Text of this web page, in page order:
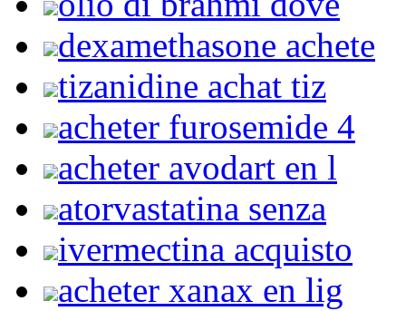
dexamethasone achete
tizanidine achat tiz
acheter furosemide 4
acheter avodart en l
atorvastatina senza
ivermectina acquisto
acheter xanax en lig